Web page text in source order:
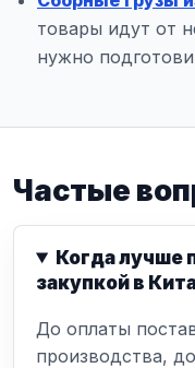
товары идут от
нужно
Частые
Когда лучше
закупкой в
До оплаты
производства,